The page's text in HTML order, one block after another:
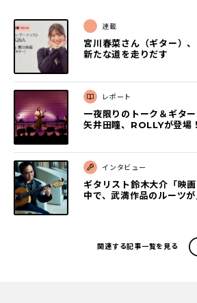
連載
宮川春菜さん（ギター）
新たな道を走りだす
レポート
一夜限りのトーク＆ギタ
矢井田瞳、ROLLYが登場！
インタビュー
ギタリスト鈴木大介「映
中で、武満作品のルーツが
関連する記事一覧を見る